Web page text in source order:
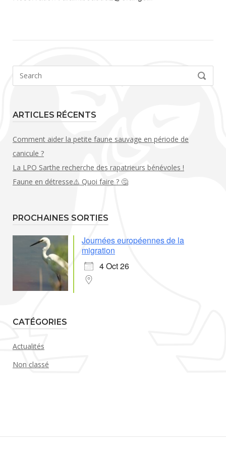
SEARCH
ARTICLES RÉCENTS
Comment aider la petite faune sauvage en période de
canicule ?
La LPO Sarthe recherche des rapatrieurs bénévoles !
Faune en détresse⚠️ Quoi faire ? 🤔
PROCHAINES SORTIES
Journées européennes de la
migration
4 Oct 26
CATÉGORIES
Actualités
Non classé